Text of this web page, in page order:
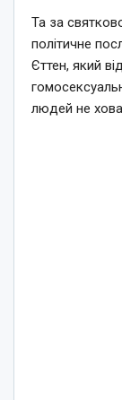
Та за
політичне
Єттен, який
людей не